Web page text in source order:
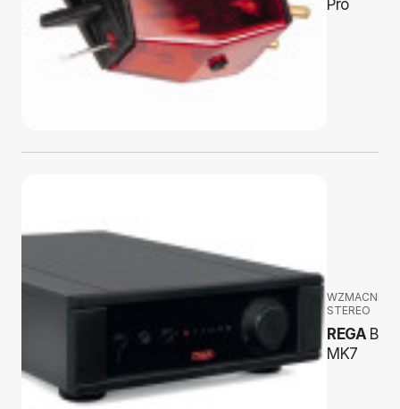
Pro
STEREO
REGA Brio
MK7